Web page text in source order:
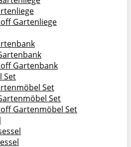
Gartenliege
Gartenbank
Set
Set
Set
Gartenmöbel Set